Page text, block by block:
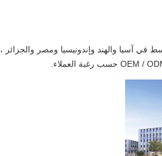
في آسيا والهند وإندونيسيا ومصر والجزائر ،